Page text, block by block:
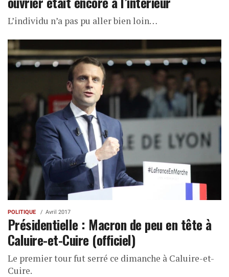
L’individu n’a pas pu aller bien loin…
POLITIQUE Avril 2017
Présidentielle : Macron de peu en tête à
Caluire-et-Cuire (officiel)
Le premier tour fut serré ce dimanche à Caluire-et-
Cuire.